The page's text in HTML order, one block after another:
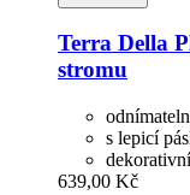
Terra Della
stromu
s lepicí
639,00 Kč